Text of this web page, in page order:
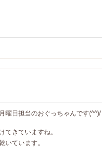
曜日担当のおぐっちゃんです(^^)/
てきていますね。
いています。